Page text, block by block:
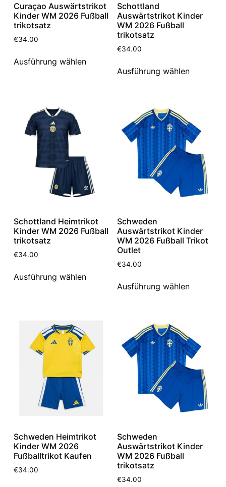
Curaçao Auswärtstrikot
Kinder WM 2026 Fußball
trikotsatz
€34.00
Ausführung wählen
Schottland
Auswärtstrikot Kinder
WM 2026 Fußball
trikotsatz
€34.00
Ausführung wählen
Schottland Heimtrikot
Kinder WM 2026 Fußball
trikotsatz
€34.00
Ausführung wählen
Schweden
Auswärtstrikot Kinder
WM 2026 Fußball Trikot
Outlet
€34.00
Ausführung wählen
Schweden Heimtrikot
Kinder WM 2026
Fußballtrikot Kaufen
€34.00
Schweden
Auswärtstrikot Kinder
WM 2026 Fußball
trikotsatz
€34.00